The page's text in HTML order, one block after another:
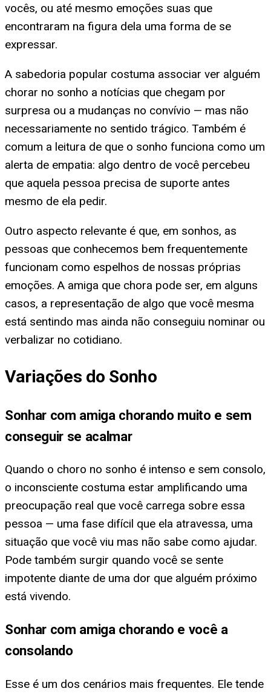
vocês, ou até mesmo emoções suas que
encontraram na figura dela uma forma de se
expressar.
A sabedoria popular costuma associar ver alguém
chorar no sonho a notícias que chegam por
surpresa ou a mudanças no convívio — mas não
necessariamente no sentido trágico. Também é
comum a leitura de que o sonho funciona como um
alerta de empatia: algo dentro de você percebeu
que aquela pessoa precisa de suporte antes
mesmo de ela pedir.
Outro aspecto relevante é que, em sonhos, as
pessoas que conhecemos bem frequentemente
funcionam como espelhos de nossas próprias
emoções. A amiga que chora pode ser, em alguns
casos, a representação de algo que você mesma
está sentindo mas ainda não conseguiu nominar ou
verbalizar no cotidiano.
Variações do Sonho
Sonhar com amiga chorando muito e sem
conseguir se acalmar
Quando o choro no sonho é intenso e sem consolo,
o inconsciente costuma estar amplificando uma
preocupação real que você carrega sobre essa
pessoa — uma fase difícil que ela atravessa, uma
situação que você viu mas não sabe como ajudar.
Pode também surgir quando você se sente
impotente diante de uma dor que alguém próximo
está vivendo.
Sonhar com amiga chorando e você a
consolando
Esse é um dos cenários mais frequentes. Ele tende